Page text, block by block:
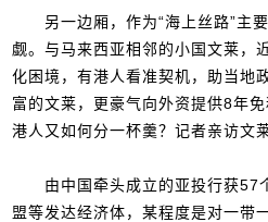
另一边厢，作为“海上丝路”主要
觑。与马来西亚相邻的小国文莱，
化困境，有港人看准契机，助当地
富的文莱，更豪气向外资提供8年
港人又如何分一杯羹？记者亲访文
由中国牵头成立的亚投行获57
盟等发达经济体，某程度是对一带